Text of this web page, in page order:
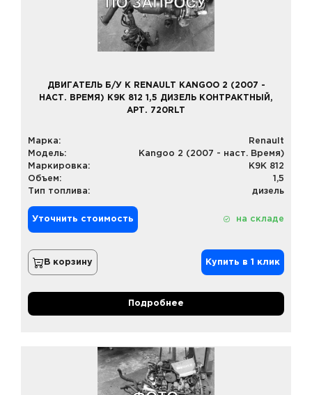
ДВИГАТЕЛЬ Б/У К RENAULT KANGOO 2 (2007 -
НАСТ. ВРЕМЯ) K9K 812 1,5 ДИЗЕЛЬ КОНТРАКТНЫЙ,
АРТ. 720RLT
Марка:
Renault
Модель:
Kangoo 2 (2007 - наст. Время)
Маркировка:
K9K 812
Объем:
1,5
Тип топлива:
дизель
Уточнить стоимость на складе
В корзину Купить в 1 клик
Подробнее